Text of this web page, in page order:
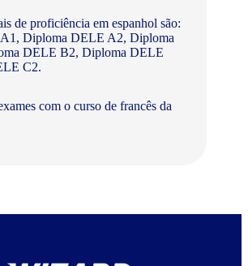
de proficiência em espanhol são:
Diploma DELE A2, Diploma
DELE B2, Diploma DELE
C2.
com o curso de francês da